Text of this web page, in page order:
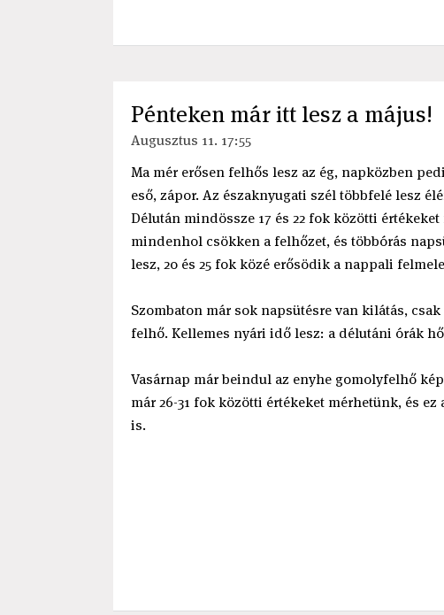
Pénteken már itt lesz a május!
Augusztus 11. 17:55
Ma mér erősen felhős lesz az ég, napközben
eső, zápor. Az északnyugati szél többfelé lesz
Délután mindössze 17 és 22 fok közötti
mindenhol csökken a felhőzet, és többórás
lesz, 20 és 25 fok közé erősödik a nappali
Szombaton már sok napsütésre van kilátás,
felhő. Kellemes nyári idő lesz: a délutáni órák
Vasárnap már beindul az enyhe gomolyfelhő
már 26-31 fok közötti értékeket mérhetünk, és
is.